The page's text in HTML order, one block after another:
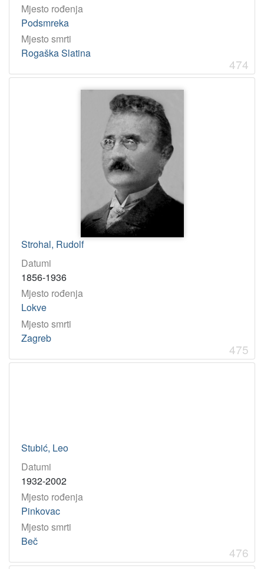
Mjesto rođenja
Podsmreka
Mjesto smrti
Rogaška Slatina
474
Strohal, Rudolf
Datumi
1856-1936
Mjesto rođenja
Lokve
Mjesto smrti
Zagreb
475
Stubić, Leo
Datumi
1932-2002
Mjesto rođenja
Pinkovac
Mjesto smrti
Beč
476